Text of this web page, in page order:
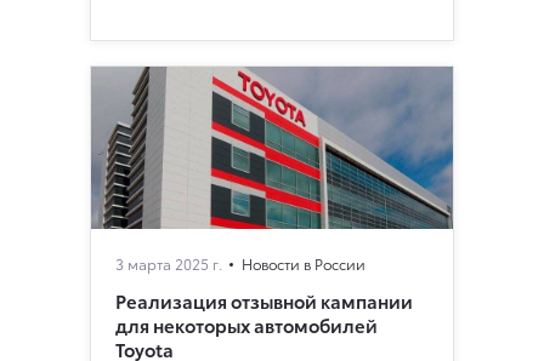
3 марта 2025 г. Новости в России
Реализация отзывной кампании
для некоторых автомобилей
Toyota